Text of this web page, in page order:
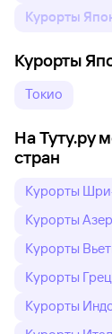
Курорты
Курорты
Токио
На Туту.ру
стран
Курорты
Курорты
Курорты
Курорты
Курорты